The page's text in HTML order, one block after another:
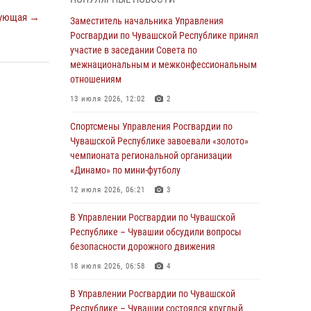
→
В июле сотрудники вневедомственной
охраны Росгвардии задержали более 200
граждан, подозреваемых в совершении
правонарушений
03 августа 2026, 08:20
В Росгвардии вспоминают российских
воинов, погибших в Первой мировой войне
1914-1918 годов
01 августа 2026, 07:19
подозреваемого в причинении тяжкого вреда
здоровью
01 августа 2026, 06:12
национальной гвардии Российской
Федерации
Заместитель начальника Управления
Росгвардии по Чувашской Республике принял
участие в заседании Совета по
межнациональным и межконфессиональным
отношениям
13 июля 2026, 12:02 2
Спортсмены Управления Росгвардии по
Чувашской Республике завоевали «золото»
чемпионата региональной организации
«Динамо» по мини-футболу
12 июля 2026, 06:21 3
В Управлении Росгвардии по Чувашской
Республике – Чувашии обсудили вопросы
безопасности дорожного движения
18 июля 2026, 06:58 4
В Управлении Росгвардии по Чувашской
Республике – Чувашии состоялся круглый